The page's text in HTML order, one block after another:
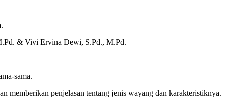
& Vivi Ervina Dewi, S.Pd., M.Pd.
sama.
memberikan penjelasan tentang jenis wayang dan karakteristiknya.